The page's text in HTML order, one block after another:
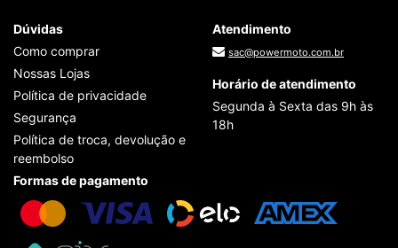
Dúvidas
Como comprar
Nossas Lojas
Política de privacidade
Segurança
Política de troca, devolução e
reembolso
Atendimento
sac@powermoto.com.br
Horário de atendimento
Segunda à Sexta das 9h às
18h
Formas de pagamento